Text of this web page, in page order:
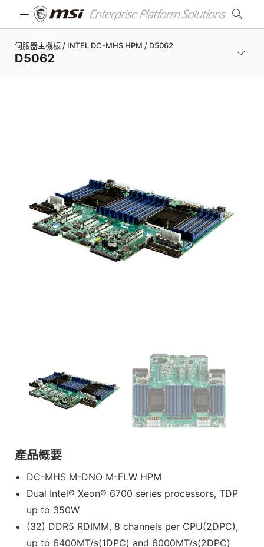
伺服器主機板 / INTEL DC-MHS HPM / D5062
D5062
產品概要
DC-MHS M-DNO M-FLW HPM
Dual Intel® Xeon® 6700 series processors, TDP
up to 350W
(32) DDR5 RDIMM, 8 channels per CPU(2DPC),
up to 6400MT/s(1DPC) and 6000MT/s(2DPC)